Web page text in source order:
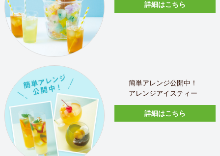
詳細はこちら
簡単アレンジ公開中！
アレンジアイスティー
詳細はこちら